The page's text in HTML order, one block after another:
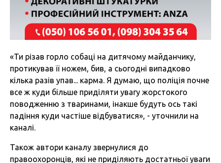
«Ти різав горло собаці на дитячому майданчику,
протикував її ножем, бив, а сьогодні випадково
кілька разів упав... карма. Я думаю, що поліція почне
все ж куди більше приділяти увагу жорстокого
поводженню з тваринами, інакше будуть ось такі
падіння куди частіше відбуватися», - уточнили на
каналі.
Також автори каналу звернулися до
правоохоронців, які не приділяють достатньої уваги